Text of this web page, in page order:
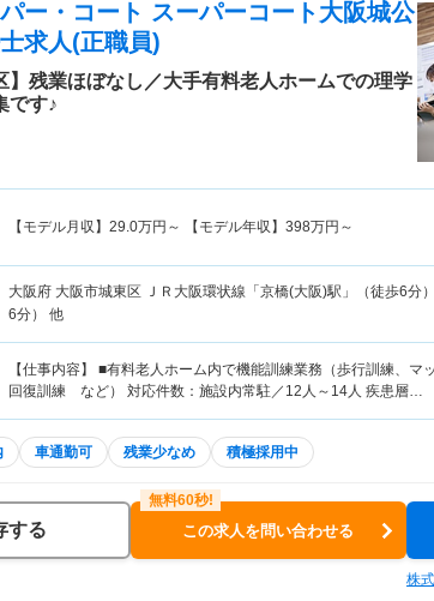
ー・コート スーパーコート大阪城公
求人(正職員)
】残業ほぼなし／大手有料老人ホームでの理学
です♪
【モデル月収】 29.0万円～ 【モデル年収】 398万円～
大阪府 大阪市城東区 ＪＲ大阪環状線「京橋(大阪)駅」（徒歩6分
6分） 他
【仕事内容】 ■有料老人ホーム内で機能訓練業務（歩行訓練、
回復訓練 など） 対応件数：施設内常駐／12人～14人 疾患層…
車通勤可 残業少なめ 積極採用中
する この求人を問い合わせる
株